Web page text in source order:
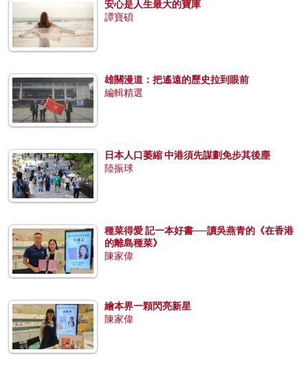
安心是人生最大的寶庫
譚寶碩
雄關漫道：把遙遠的歷史拉到眼前
編輯精選
日本人口萎縮 中港須先謀劃免步其後塵
陸振球
種菜得愛 記一本好書──讀吳燕青的《在香港
的離島種菜》
陳家偉
繪本界一顆閃亮新星
陳家偉